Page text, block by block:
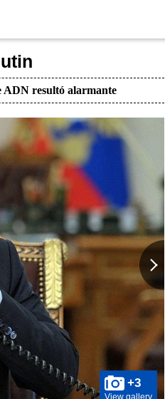
ADN resultó alarmante
+3
View gallery